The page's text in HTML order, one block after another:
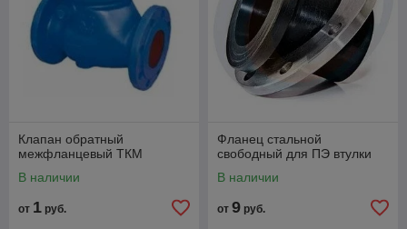
Клапан обратный
межфланцевый ТКМ
В наличии
от 1 руб.
Фланец стальной
свободный для ПЭ втулки
В наличии
от 9 руб.